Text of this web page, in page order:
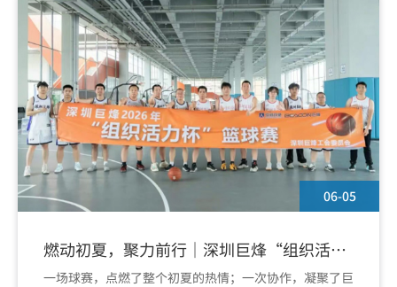
06-05
燃动初夏，聚力前行｜深圳巨烽“组织活力
杯”篮球友谊赛精彩收官
一场球赛，点燃了整个初夏的热情；一次协作，凝聚了巨